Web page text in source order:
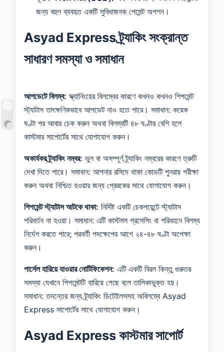
জন্য বহুল ব্যবহৃত একটি সুবিধাজনক পেমেন্ট অপশন।
Asyad Express ট্র্যাকিং সংক্রান্ত
সাধারণ সমস্যা ও সমাধান
আপডেটে বিলম্ব: স্ক্যানিংয়ের বিলম্বের কারণে কখনও কখনও শিপমেন্ট
স্ট্যাটাস তাৎক্ষণিকভাবে আপডেট নাও হতে পারে। সমাধান: কয়েক
ঘণ্টা পর আবার চেক করুন অথবা বিলম্বটি ৪৮ ঘণ্টার বেশি হলে
কাস্টমার সাপোর্টের সাথে যোগাযোগ করুন।
অকার্যকর ট্র্যাকিং নম্বর: ভুল বা অসম্পূর্ণ ট্র্যাকিং নম্বরের কারণে ত্রুটি
দেখা দিতে পারে। সমাধান: আপনার রসিদে থাকা কোডটি পুনরায় পরীক্ষা
করুন অথবা নিশ্চিত হওয়ার জন্য প্রেরকের সাথে যোগাযোগ করুন।
শিপমেন্ট স্ট্যাটাস আটকে থাকা: নির্দিষ্ট একটি চেকপয়েন্টে স্ট্যাটাস
পরিবর্তন না হওয়া। সমাধান: এটি কাস্টমস প্রসেসিং বা পরিবহনে বিলম্ব
নির্দেশ করতে পারে; পরবর্তী পদক্ষেপের আগে ২৪-৪৮ ঘণ্টা অপেক্ষা
করুন।
পার্সেল হারিয়ে যাওয়ার নোটিফিকেশন: এটি একটি বিরল কিন্তু গুরুতর
সমস্যা যেখানে শিপমেন্টটি হারিয়ে গেছে বলে তালিকাভুক্ত হয়।
সমাধান: তদন্তের জন্য ট্র্যাকিং ডিটেইলসসহ অবিলম্বে Asyad
Express সাপোর্টের সাথে যোগাযোগ করুন।
Asyad Express কাস্টমার সাপোর্ট